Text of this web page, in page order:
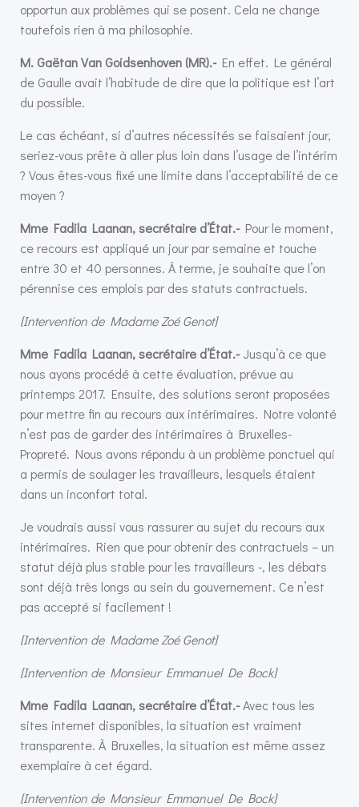
opportun aux problèmes qui se posent. Cela ne change
toutefois rien à ma philosophie.
M. Gaëtan Van Goidsenhoven (MR).-En effet. Le général
de Gaulle avait l’habitude de dire que la politique est l’art
du possible.
Le cas échéant, si d’autres nécessités se faisaient jour,
seriez-vous prête à aller plus loin dans l’usage de l’intérim
? Vous êtes-vous fixé une limite dans l’acceptabilité de ce
moyen ?
Mme Fadila Laanan, secrétaire d’État.-Pour le moment,
ce recours est appliqué un jour par semaine et touche
entre 30 et 40 personnes. À terme, je souhaite que l’on
pérennise ces emplois par des statuts contractuels.
[Intervention de Madame Zoé Genot]
Mme Fadila Laanan, secrétaire d’État.-Jusqu’à ce que
nous ayons procédé à cette évaluation, prévue au
printemps 2017. Ensuite, des solutions seront proposées
pour mettre fin au recours aux intérimaires. Notre volonté
n’est pas de garder des intérimaires à Bruxelles-
Propreté. Nous avons répondu à un problème ponctuel qui
a permis de soulager les travailleurs, lesquels étaient
dans un inconfort total.
Je voudrais aussi vous rassurer au sujet du recours aux
intérimaires. Rien que pour obtenir des contractuels – un
statut déjà plus stable pour les travailleurs -, les débats
sont déjà très longs au sein du gouvernement. Ce n’est
pas accepté si facilement !
[Intervention de Madame Zoé Genot]
[Intervention de Monsieur Emmanuel De Bock]
Mme Fadila Laanan, secrétaire d’État.-Avec tous les
sites internet disponibles, la situation est vraiment
transparente. À Bruxelles, la situation est même assez
exemplaire à cet égard.
[Intervention de Monsieur Emmanuel De Bock]